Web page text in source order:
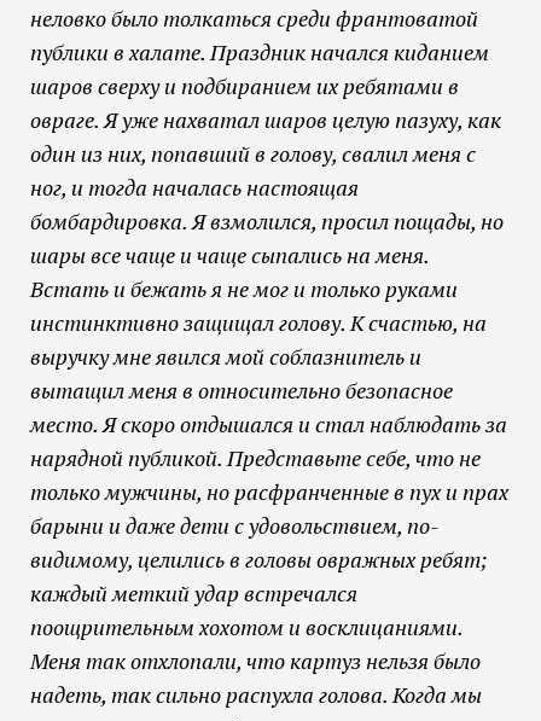
неловко было толкаться среди франтоватой
публики в халате. Праздник начался киданием
шаров сверху и подбиранием их ребятами в
овраге. Я уже нахватал шаров целую пазуху, как
один из них, попавший в голову, свалил меня с
ног, и тогда началась настоящая
бомбардировка. Я взмолился, просил пощады, но
шары все чаще и чаще сыпались на меня.
Встать и бежать я не мог и только руками
инстинктивно защищал голову. К счастью, на
выручку мне явился мой соблазнитель и
вытащил меня в относительно безопасное
место. Я скоро отдышался и стал наблюдать за
нарядной публикой. Представьте себе, что не
только мужчины, но расфранченные в пух и прах
барыни и даже дети с удовольствием, по-
видимому, целились в головы овражных ребят;
каждый меткий удар встречался
поощрительным хохотом и восклицаниями.
Меня так отхлопали, что картуз нельзя было
надеть, так сильно распухла голова. Когда мы